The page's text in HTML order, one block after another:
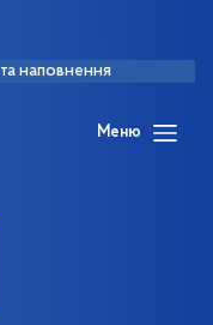
наповнення
Меню